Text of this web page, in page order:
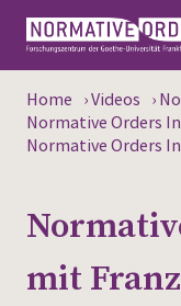
Deutsch
News
Persons
Home ›Videos ›
Normative Orders
Normative Orders
mit